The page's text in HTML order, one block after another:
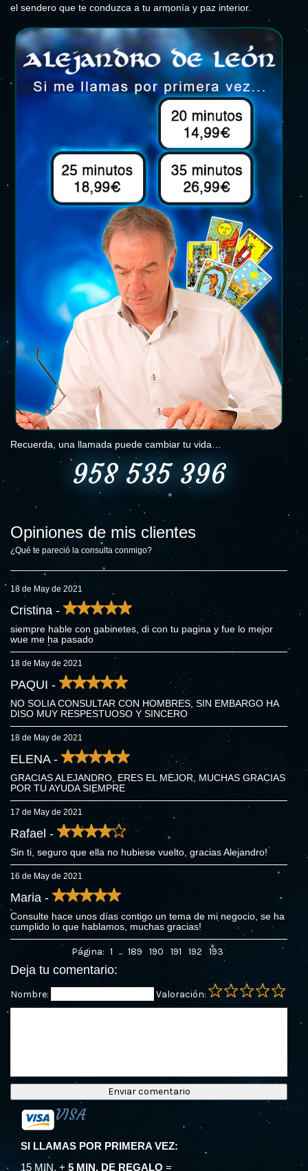
el sendero que te conduzca a tu armonía y paz interior.
Recuerda, una llamada puede cambiar tu vida…
958 535 396
Opiniones de mis clientes
¿Qué te pareció la consulta conmigo?
18 de May de 2021
Cristina -
siempre hable con gabinetes, di con tu pagina y fue lo mejor
wue me ha pasado
18 de May de 2021
PAQUI -
NO SOLIA CONSULTAR CON HOMBRES, SIN EMBARGO HA
DISO MUY RESPESTUOSO Y SINCERO
18 de May de 2021
ELENA -
GRACIAS ALEJANDRO, ERES EL MEJOR, MUCHAS GRACIAS
POR TU AYUDA SIEMPRE
17 de May de 2021
Rafael -
Sin ti, seguro que ella no hubiese vuelto, gracias Alejandro!
16 de May de 2021
Maria -
Consulte hace unos días contigo un tema de mi negocio, se ha
cumplido lo que hablamos, muchas gracias!
Página: 1 ... 189 190 191 192 193
Deja tu comentario:
Nombre: Valoración:
VISA
SI LLAMAS POR PRIMERA VEZ:
15 MIN. + 5 MIN. DE REGALO =